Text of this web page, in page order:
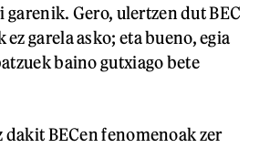
Gero, ulertzen dut BEC
garela asko; eta bueno, egia
baino gutxiago bete
dakit BECen fenomenoak zer